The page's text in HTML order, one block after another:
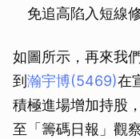
免追高陷入短線修
如圖所示，再來我
到 瀚宇博(5469)在
積極進場增加持股
至「籌碼日報」觀